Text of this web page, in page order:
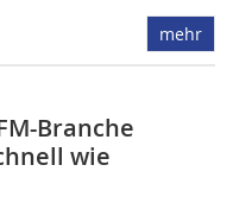
mehr
Branche
wie